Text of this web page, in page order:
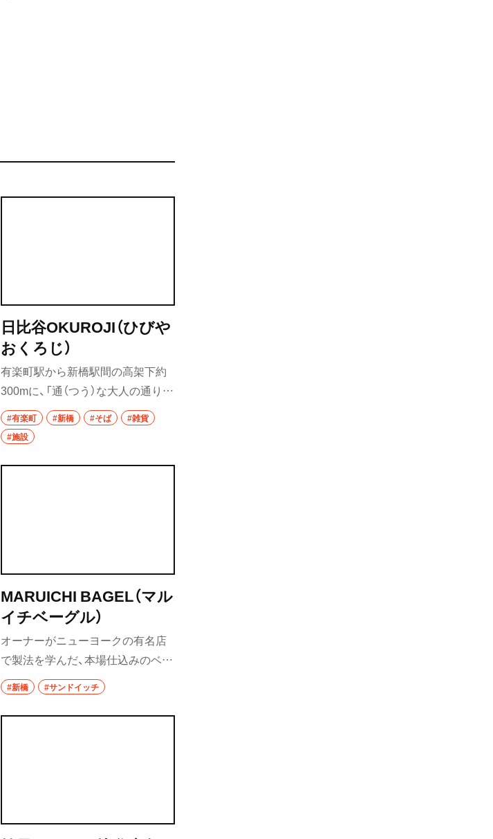
日比谷OKUROJI（ひびや
おくろじ）
有楽町駅から新橋駅間の高架下約
300mに、「通（つう）な大人の通り
道」というコンセプトのもと、45軒
のショップが通路の両脇に並ぶ。
#有楽町 #新橋 #そば
#雑貨
#施設
MARUICHI BAGEL（マル
イチベーグル）
オーナーがニューヨークの有名店
で製法を学んだ、本場仕込みのベー
グルの味わいと温かい接客が人気
を呼ぶベーグル専門店。2004年に
代々木上原で店舗を構え、白金で15
#新橋 #サンドイッチ